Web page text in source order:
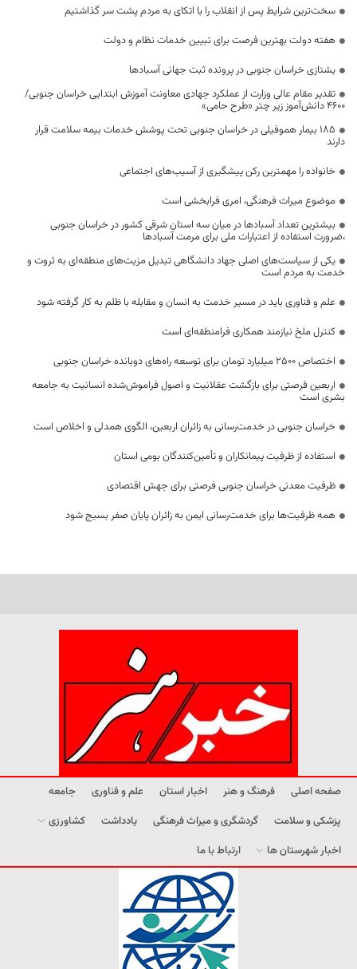
سخت‌ترین شرایط پس از انقلاب را با اتکای به مردم پشت سر گذاشتیم
هفته دولت بهترین فرصت برای تبیین خدمات نظام و دولت
یشتازی خراسان جنوبی در پرونده ثبت جهانی آسبادها
تقدیر مقام عالی وزارت از عملکرد جهادی معاونت آموزش ابتدایی خراسان جنوبی/
۴۶۰۰ دانش‌آموز زیر چتر «طرح حامی»
۱۸۵ بیمار هموفیلی در خراسان جنوبی تحت پوشش خدمات بیمه سلامت قرار
دارند
خانواده را مهمترین رکن پیشگیری از آسیب‌های اجتماعی
موضوع میراث فرهنگی، امری فرابخشی است
بیشترین تعداد آسبادها در میان سه استان شرقی کشور در خراسان جنوبی
،ضرورت استفاده از اعتبارات ملی برای مرمت آسبادها
یکی از سیاست‌های اصلی جهاد دانشگاهی تبدیل مزیت‌های منطقه‌ای به ثروت و
خدمت به مردم است
علم و فناوری باید در مسیر خدمت به انسان و مقابله با ظلم به کار گرفته شود
کنترل ملخ نیازمند همکاری فرامنطقه‌ای است
اختصاص 2500 میلیارد تومان برای توسعه راه‌های دوبانده خراسان جنوبی
اربعین فرصتی برای بازگشت عقلانیت و اصول فراموش‌شده انسانیت به جامعه
بشری است
خراسان جنوبی در خدمت‌رسانی به زائران اربعین، الگوی همدلی و اخلاص است
استفاده از ظرفیت پیمانکاران و تأمین‌کنندگان بومی استان
ظرفیت معدنی خراسان جنوبی فرصتی برای جهش اقتصادی
همه ظرفیت‌ها برای خدمت‌رسانی ایمن به زائران پایان صفر بسیج شود
صفحه اصلی فرهنگ و هنر اخبار استان علم و فناوری
جامعه
پزشکی و سلامت
گردشگری و میراث فرهنگی یادداشت
کشاورزی
اخبار شهرستان ها
ارتباط با ما